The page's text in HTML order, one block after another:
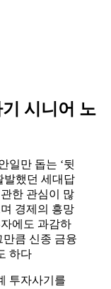
기 시니어 노
일만 돕는 ‘뒷
발했던 세대답
한 관심이 많
경제의 흥망
에도 과감하
큼 신종 금융
하다
투자사기를